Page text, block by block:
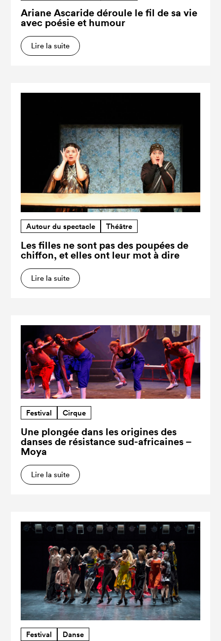
Ariane Ascaride déroule le fil de sa vie
avec poésie et humour
Lire la suite
Autour du spectacle Théâtre
Les filles ne sont pas des poupées de
chiffon, et elles ont leur mot à dire
Lire la suite
Festival Cirque
Une plongée dans les origines des
danses de résistance sud-africaines –
Moya
Lire la suite
Festival Danse